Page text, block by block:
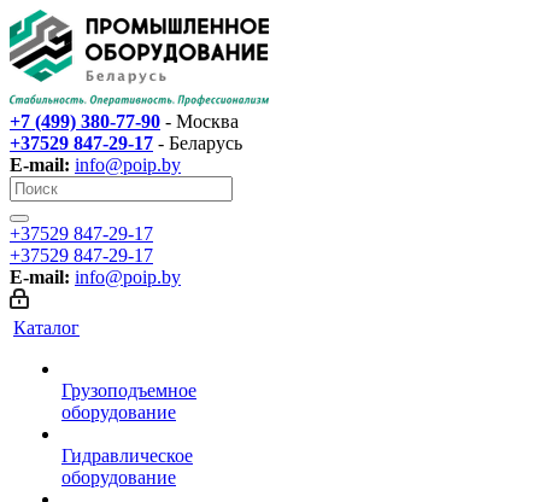
+7 (499) 380-77-90 - Москва
+37529 847-29-17‬ - Беларусь
E-mail: info@poip.by
+37529 847-29-17‬
+37529 847-29-17‬
E-mail: info@poip.by
Каталог
Грузоподъемное
оборудование
Гидравлическое
оборудование